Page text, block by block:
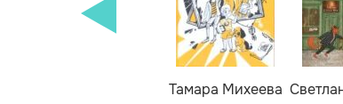
Тамара Михеева